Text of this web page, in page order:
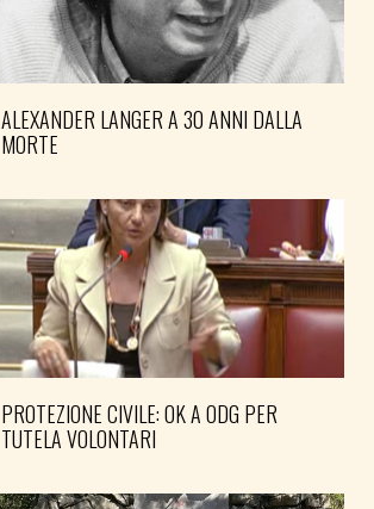
ALEXANDER LANGER A 30 ANNI DALLA
MORTE
PROTEZIONE CIVILE: OK A ODG PER
TUTELA VOLONTARI